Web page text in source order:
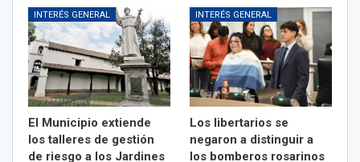
INTERÉS GENERAL
El Municipio extiende
los talleres de gestión
de riesgo a los Jardines
INTERÉS GENERAL
Los libertarios se
negaron a distinguir a
los bomberos rosarinos